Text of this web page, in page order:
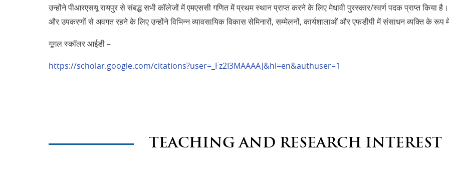
उन्होंने पीआरएसयू रायपुर से संबद्ध सभी कॉलेजों में एमएससी गणित में प्रथम स्थान प्राप्त करने के लिए मेधावी पुरस्कार/स्वर्ण पदक प्राप्त किया
और उपकरणों से अवगत रहने के लिए उन्होंने विभिन्न व्यावसायिक विकास सेमिनारों, सम्मेलनों, कार्यशालाओं और एफडीपी में संसाधन व्यक्ति के रूप
गूगल स्कॉलर आईडी –
https://scholar.google.com/citations?user=_Fz2I3MAAAAJ&hl=en&authuser=1
TEACHING AND RESEARCH INTEREST